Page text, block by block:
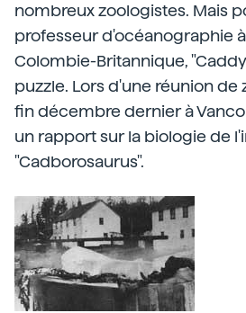
nombreux zoologistes. Mais
professeur d'océanographie
Colombie-Britannique,
puzzle. Lors d'une réunion de
fin décembre dernier à
un rapport sur la biologie de
"Cadborosaurus".